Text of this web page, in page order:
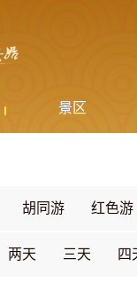
景区
胡同游 红色游
两天 三天 四